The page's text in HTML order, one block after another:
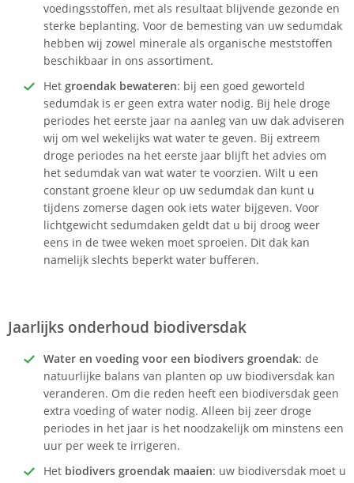
voedingsstoffen, met als resultaat blijvende gezonde en
sterke beplanting. Voor de bemesting van uw sedumdak
hebben wij zowel minerale als organische meststoffen
beschikbaar in ons assortiment.
Het groendak bewateren: bij een goed geworteld
sedumdak is er geen extra water nodig. Bij hele droge
periodes het eerste jaar na aanleg van uw dak adviseren
wij om wel wekelijks wat water te geven. Bij extreem
droge periodes na het eerste jaar blijft het advies om
het sedumdak van wat water te voorzien. Wilt u een
constant groene kleur op uw sedumdak dan kunt u
tijdens zomerse dagen ook iets water bijgeven. Voor
lichtgewicht sedumdaken geldt dat u bij droog weer
eens in de twee weken moet sproeien. Dit dak kan
namelijk slechts beperkt water bufferen.
Jaarlijks onderhoud biodiversdak
Water en voeding voor een biodivers groendak: de
natuurlijke balans van planten op uw biodiversdak kan
veranderen. Om die reden heeft een biodiversdak geen
extra voeding of water nodig. Alleen bij zeer droge
periodes in het jaar is het noodzakelijk om minstens een
uur per week te irrigeren.
Het biodivers groendak maaien: uw biodiversdak moet u